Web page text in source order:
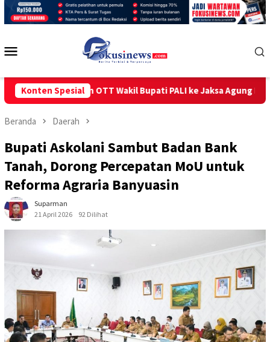
Loncat
Konten Spesial
OTT Wakil Bupati PALI ke Jaksa Agung RI
Beranda Daerah
Bupati Askolani Sambut Badan Bank
Tanah, Dorong Percepatan MoU untuk
Reforma Agraria Banyuasin
Suparman
21 April 2026
92 Dilihat